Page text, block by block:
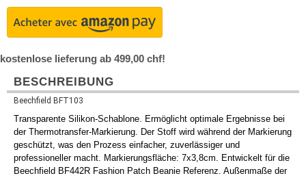
kostenlose lieferung ab 499,00 chf!
BESCHREIBUNG
Beechfield BFT103
Transparente Silikon-Schablone. Ermöglicht optimale Ergebnisse bei
der Thermotransfer-Markierung. Der Stoff wird während der Markierung
geschützt, was den Prozess einfacher, zuverlässiger und
professioneller macht. Markierungsfläche: 7x3,8cm. Entwickelt für die
Beechfield BF442R Fashion Patch Beanie Referenz. Außenmaße der